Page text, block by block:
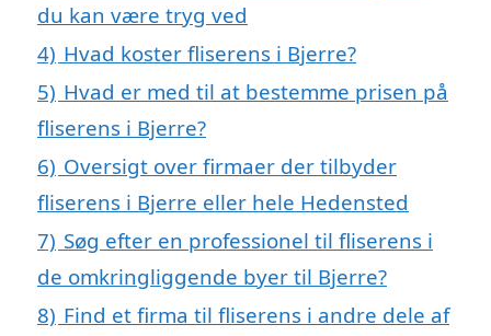
du kan være tryg ved
4) Hvad koster fliserens i Bjerre?
5) Hvad er med til at bestemme prisen på
fliserens i Bjerre?
6) Oversigt over firmaer der tilbyder
fliserens i Bjerre eller hele Hedensted
7) Søg efter en professionel til fliserens i
de omkringliggende byer til Bjerre?
8) Find et firma til fliserens i andre dele af